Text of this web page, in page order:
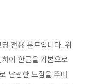
전용 폰트입니다. 위
여 한글을 기본으로
날씬한 느낌을 주며